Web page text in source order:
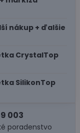
nákup + ďalšie
CrystalTop
SilikonTop
003
poradenstvo